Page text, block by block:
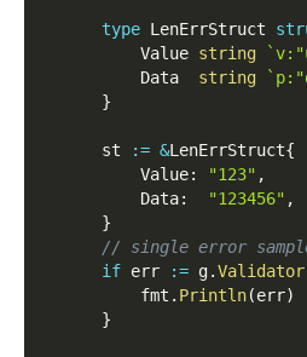
type LenErrStruct
          Value
string
          Data
string
}
      st
:= &LenErrStruct{
          Value
: "123" ,
          Data
: "123456" ,
}
// single error
if err := g.Validator
          fmt
. Println(err)
}